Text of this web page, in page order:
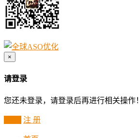
×
请登录
您还未登录，请登录后再进行相关操作！
注 册